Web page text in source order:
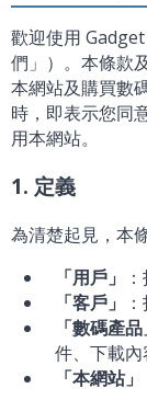
歡迎使用
們」）。本條款
本網站及購買數
時，即表示您同
用本網站。
1. 定義
為清楚起見，本
「用戶」
「客戶」
「數碼產品
件、下載內
「本網站」